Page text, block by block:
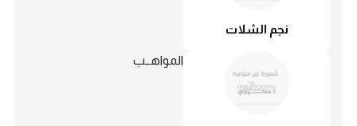
نجم الشلات
المواهــب